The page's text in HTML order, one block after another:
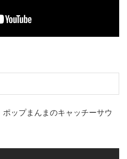
ップまんまのキャッチーサウ